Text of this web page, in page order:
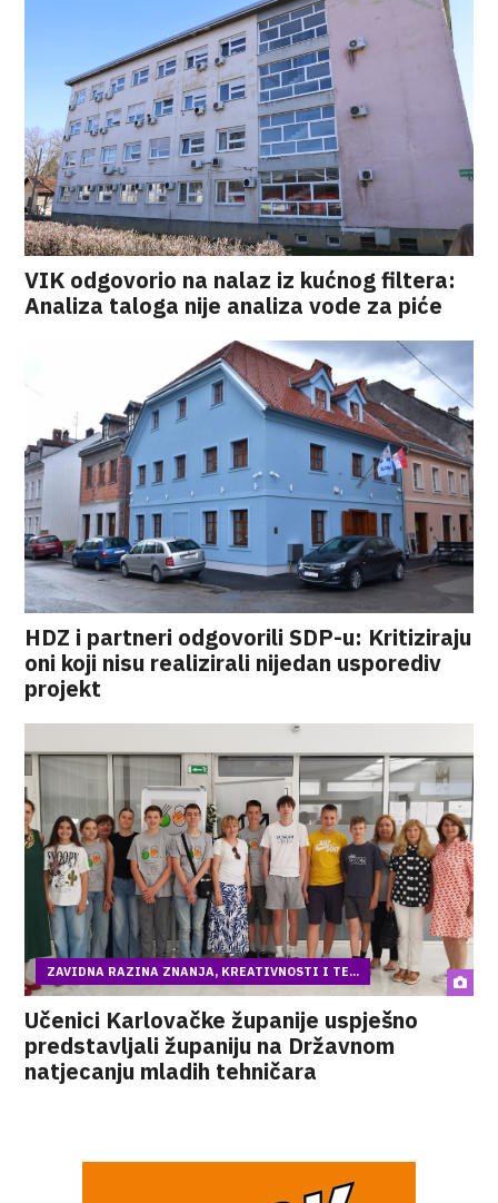
VIK odgovorio na nalaz iz kućnog filtera:
Analiza taloga nije analiza vode za piće
HDZ i partneri odgovorili SDP-u: Kritiziraju
oni koji nisu realizirali nijedan usporediv
projekt
ZAVIDNA RAZINA ZNANJA, KREATIVNOSTI I TE...
Učenici Karlovačke županije uspješno
predstavljali županiju na Državnom
natjecanju mladih tehničara